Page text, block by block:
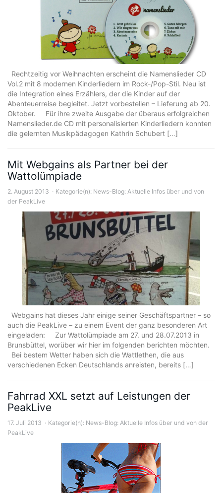
Rechtzeitig vor Weihnachten erscheint die Namenslieder CD
Vol.2 mit 8 modernen Kinderliedern im Rock-/Pop-Stil. Neu ist
die Integration eines Erzählers, der die Kinder auf der
Abenteuerreise begleitet. Jetzt vorbestellen – Lieferung ab 20.
Oktober. Für ihre zweite Ausgabe der überaus erfolgreichen
Namenslieder.de CD mit personalisierten Kinderliedern konnten
die gelernten Musikpädagogen Kathrin Schubert […]
Mit Webgains als Partner bei der
Wattolümpiade
2. August 2013 Kategorie(n): News-Blog: Aktuelle Infos über und von
der PeakLive
Webgains hat dieses Jahr einige seiner Geschäftspartner – so
auch die PeakLive – zu einem Event der ganz besonderen Art
eingeladen: Zur Wattolümpiade am 27. und 28.07.2013 in
Brunsbüttel, worüber wir hier im folgenden berichten möchten.
Bei bestem Wetter haben sich die Wattlethen, die aus
verschiedenen Ecken Deutschlands anreisten, bereits […]
Fahrrad XXL setzt auf Leistungen der
PeakLive
17. Juli 2013 Kategorie(n): News-Blog: Aktuelle Infos über und von der
PeakLive